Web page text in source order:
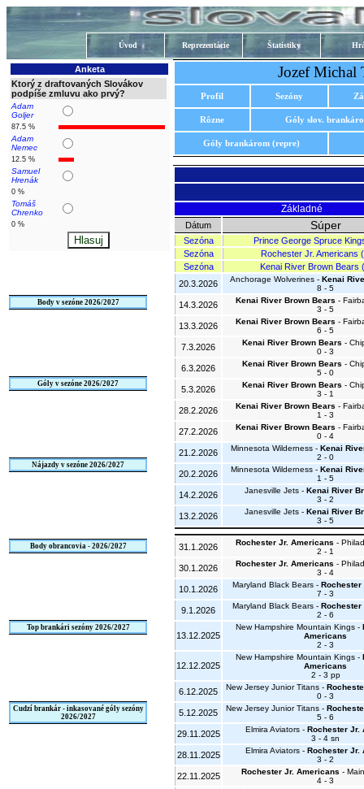
Úvod Reprezentácie Štatistiky
Anketa
Ktorý z draftovaných Slovákov
podpíše zmluvu ako prvý?
Adam
Goljer
87.5 %
Adam
Nemec
12.5 %
Samuel
Hrenák
0 %
Tomáš
Chrenko
0 %
Body v sezóne 2026/2027
Góly v sezóne 2026/2027
Nájazdy v sezóne 2026/2027
Body obrancovia - 2026/2027
Top brankári sezóny 2026/2027
Cudzí brankár - inkasované góly sezóny
2026/2027
Jozef Michal
Profil Sezóny
Rôzne Góly slov.
Góly brankárom (repre)
Základné
Dátum Súper
Sezóna
Prince George Spruce
Sezóna
Rochester Jr. Americans
Sezóna
Kenai River Brown Bears
20.3.2026
Anchorage Wolverines - Kenai
8 - 5
14.3.2026 Kenai River Brown Bears -
3 - 5
13.3.2026 Kenai River Brown Bears -
6 - 5
7.3.2026 Kenai River Brown Bears -
0 - 3
6.3.2026 Kenai River Brown Bears -
5 - 0
5.3.2026 Kenai River Brown Bears -
3 - 1
28.2.2026 Kenai River Brown Bears -
1 - 3
27.2.2026 Kenai River Brown Bears -
0 - 4
21.2.2026 Minnesota Wilderness - Kenai
2 - 0
20.2.2026 Minnesota Wilderness - Kenai
1 - 5
14.2.2026 Janesville Jets - Kenai River
3 - 2
13.2.2026 Janesville Jets - Kenai River
3 - 5
31.1.2026 Rochester Jr. Americans -
2 - 1
30.1.2026 Rochester Jr. Americans -
3 - 4
10.1.2026 Maryland Black Bears - Rochester
7 - 3
9.1.2026 Maryland Black Bears - Rochester
2 - 6
13.12.2025
New Hampshire Mountain Kings -
Americans
2 - 3
12.12.2025
New Hampshire Mountain Kings -
Americans
2 - 3 pp
6.12.2025 New Jersey Junior Titans -
0 - 3
5.12.2025 New Jersey Junior Titans -
5 - 6
29.11.2025 Elmira Aviators - Rochester Jr.
3 - 4 sn
28.11.2025 Elmira Aviators - Rochester Jr.
3 - 2
22.11.2025 Rochester Jr. Americans -
4 - 3